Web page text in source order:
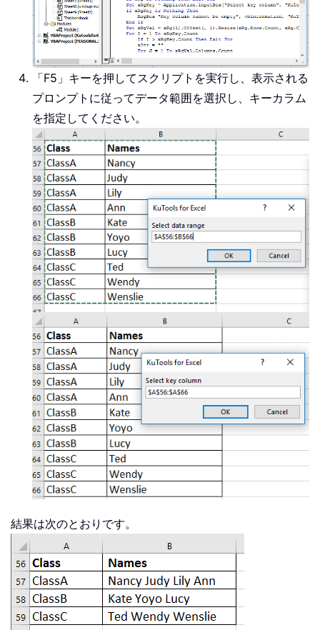
            xDic
(xRgKey I) Text
            xRgKey
(I).EntireRow.
            I
= I - 1
Else
            xDic
.Add xRgKey(I).
End If
Next
For I = 1 To xRgVal.Count
        xRgVal
(I).Value
Next
End
Sub
「F5 」キーを押してスクリプトを実行し、表示される
プロンプトに従ってデータ範囲を選択し、キーカラム
を指定してください。
結果は次のとおりです。